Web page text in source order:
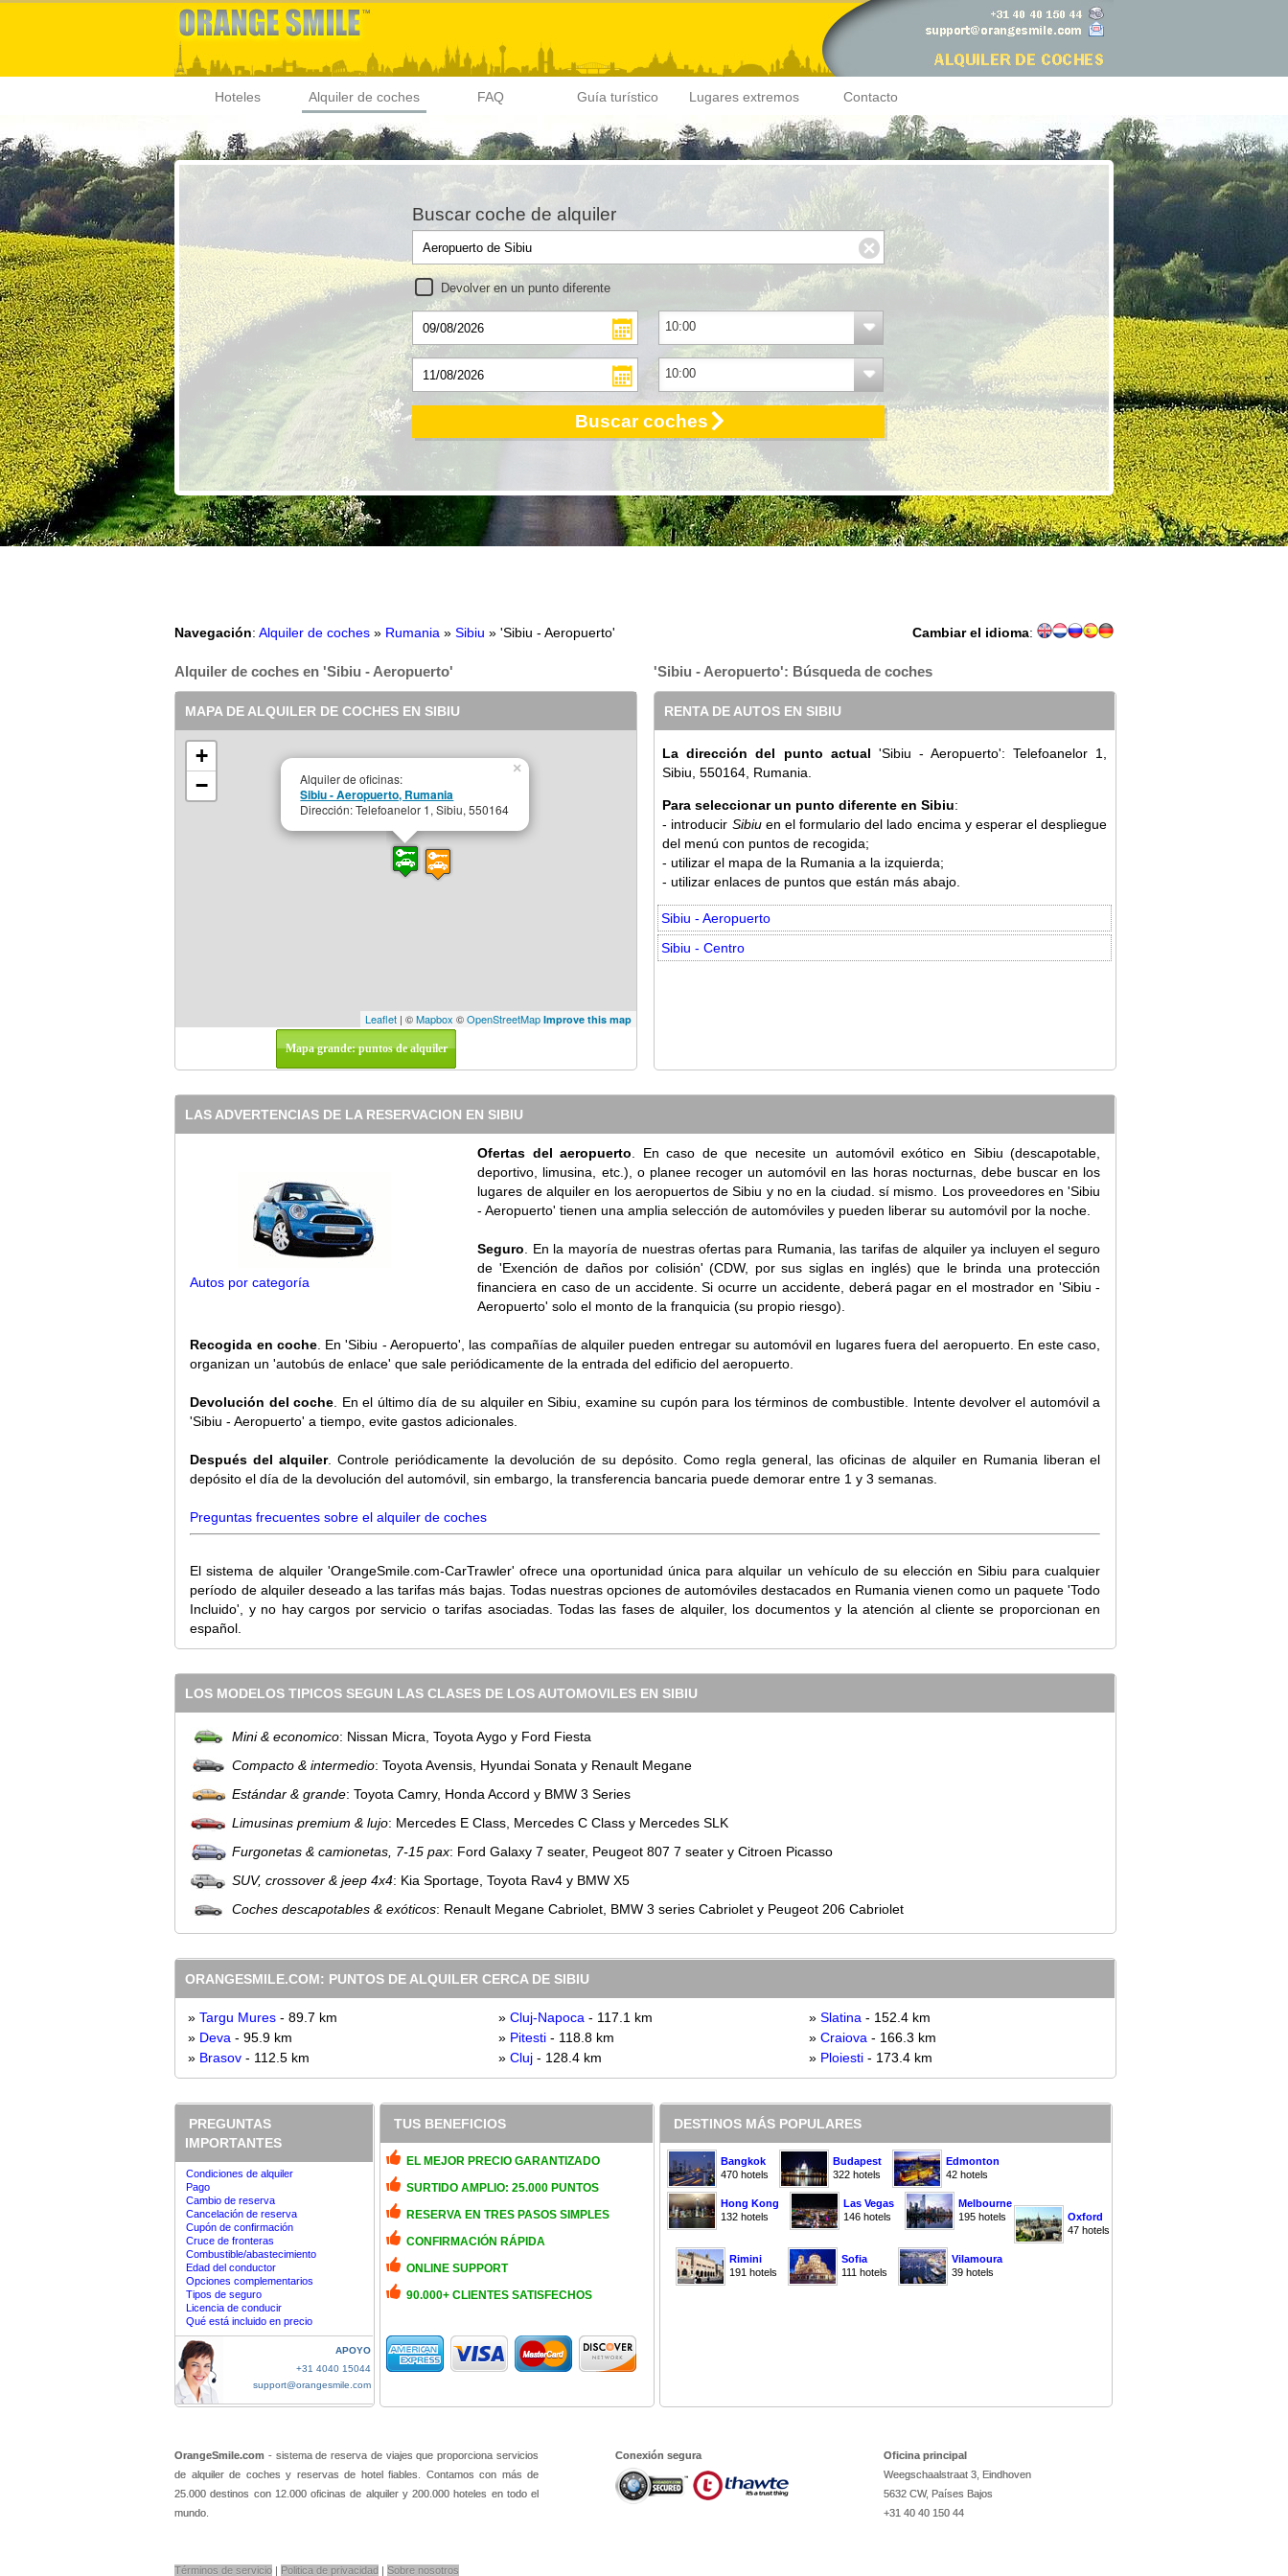
Hoteles Alquiler de coches FAQ Guía turístico Lugares extremos Contacto
Buscar coche de alquiler
Devolver en un punto diferente
Buscar coches
Navegación: Alquiler de coches » Rumania » Sibiu » 'Sibiu - Aeropuerto' Cambiar el idioma:
Alquiler de coches en 'Sibiu - Aeropuerto'
MAPA DE ALQUILER DE COCHES EN SIBIU
Alquiler de oficinas:
Sibiu - Aeropuerto, Rumania
Dirección: Telefoanelor 1, Sibiu, 550164
×
+
−
Leaflet| ©Mapbox ©OpenStreetMap Improve this map
Mapa grande: puntos de alquiler
'Sibiu - Aeropuerto': Búsqueda de coches
RENTA DE AUTOS EN SIBIU
La dirección del punto actual 'Sibiu - Aeropuerto': Telefoanelor 1,
Sibiu, 550164, Rumania.
Para seleccionar un punto diferente en Sibiu:
- introducir Sibiuen el formulario del lado encima y esperar el despliegue
del menú con puntos de recogida;
- utilizar el mapa de la Rumania a la izquierda;
- utilizar enlaces de puntos que están más abajo.
Sibiu - Aeropuerto
Sibiu - Centro
LAS ADVERTENCIAS DE LA RESERVACION EN SIBIU
Autos por categoría
Ofertas del aeropuerto . En caso de que necesite un automóvil exótico en Sibiu (descapotable,
deportivo, limusina, etc.), o planee recoger un automóvil en las horas nocturnas, debe buscar en los
lugares de alquiler en los aeropuertos de Sibiu y no en la ciudad. sí mismo. Los proveedores en 'Sibiu
- Aeropuerto' tienen una amplia selección de automóviles y pueden liberar su automóvil por la noche.
Seguro . En la mayoría de nuestras ofertas para Rumania, las tarifas de alquiler ya incluyen el seguro
de 'Exención de daños por colisión' (CDW, por sus siglas en inglés) que le brinda una protección
financiera en caso de un accidente. Si ocurre un accidente, deberá pagar en el mostrador en 'Sibiu -
Aeropuerto' solo el monto de la franquicia (su propio riesgo).
Recogida en coche. En 'Sibiu - Aeropuerto', las compañías de alquiler pueden entregar su automóvil en lugares fuera del aeropuerto. En este caso,
organizan un 'autobús de enlace' que sale periódicamente de la entrada del edificio del aeropuerto.
Devolución del coche . En el último día de su alquiler en Sibiu, examine su cupón para los términos de combustible. Intente devolver el automóvil a
'Sibiu - Aeropuerto' a tiempo, evite gastos adicionales.
Después del alquiler. Controle periódicamente la devolución de su depósito. Como regla general, las oficinas de alquiler en Rumania liberan el
depósito el día de la devolución del automóvil, sin embargo, la transferencia bancaria puede demorar entre 1 y 3 semanas.
Preguntas frecuentes sobre el alquiler de coches
El sistema de alquiler 'OrangeSmile.com-CarTrawler' ofrece una oportunidad única para alquilar un vehículo de su elección en Sibiu para cualquier
período de alquiler deseado a las tarifas más bajas. Todas nuestras opciones de automóviles destacados en Rumania vienen como un paquete 'Todo
Incluido', y no hay cargos por servicio o tarifas asociadas. Todas las fases de alquiler, los documentos y la atención al cliente se proporcionan en
español.
LOS MODELOS TIPICOS SEGUN LAS CLASES DE LOS AUTOMOVILES EN SIBIU
Mini & economico: Nissan Micra, Toyota Aygo y Ford Fiesta
Compacto & intermedio: Toyota Avensis, Hyundai Sonata y Renault Megane
Estándar & grande: Toyota Camry, Honda Accord y BMW 3 Series
Limusinas premium & lujo: Mercedes E Class, Mercedes C Class y Mercedes SLK
Furgonetas & camionetas, 7-15 pax: Ford Galaxy 7 seater, Peugeot 807 7 seater y Citroen Picasso
SUV, crossover & jeep 4x4: Kia Sportage, Toyota Rav4 y BMW X5
Coches descapotables & exóticos: Renault Megane Cabriolet, BMW 3 series Cabriolet y Peugeot 206 Cabriolet
ORANGESMILE.COM: PUNTOS DE ALQUILER CERCA DE SIBIU
»Targu Mures - 89.7 km
» Deva - 95.9 km
» Brasov - 112.5 km
» Cluj-Napoca - 117.1 km
» Pitesti- 118.8 km
» Cluj- 128.4 km
» Slatina - 152.4 km
» Craiova - 166.3 km
» Ploiesti- 173.4 km
PREGUNTAS
IMPORTANTES
Condiciones de alquiler
Pago
Cambio de reserva
Cancelación de reserva
Cupón de confirmación
Cruce de fronteras
Combustible/abastecimiento
Edad del conductor
Opciones complementarios
Tipos de seguro
Licencia de conducir
Qué está incluido en precio
APOYO
+31 4040 15044
support@orangesmile.com
TUS BENEFICIOS
EL MEJOR PRECIO GARANTIZADO
SURTIDO AMPLIO: 25.000 PUNTOS
RESERVA EN TRES PASOS SIMPLES
CONFIRMACIÓN RÁPIDA
ONLINE SUPPORT
90.000+ CLIENTES SATISFECHOS
DESTINOS MÁS POPULARES
Bangkok
470 hotels
Budapest
322 hotels
Edmonton
42 hotels
Hong Kong
132 hotels
Las Vegas
146 hotels
Melbourne
195 hotels
Oxford
47 hotels
Rimini
191 hotels
Sofia
111 hotels
Vilamoura
39 hotels
OrangeSmile.com - sistema de reserva de viajes que proporciona servicios
de alquiler de coches y reservas de hotel fiables. Contamos con más de
25.000 destinos con 12.000 oficinas de alquiler y 200.000 hoteles en todo el
mundo.
Conexión segura
Oficina principal
Weegschaalstraat 3, Eindhoven
5632 CW, Países Bajos
+31 40 40 150 44
Términos de servicio | Politica de privacidad | Sobre nosotros